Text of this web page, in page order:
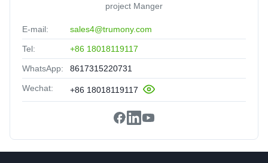
project Manger
E-mail: sales4@trumony.com
Tel: +86 18018119117
WhatsApp: 8617315220731
Wechat: +86 18018119117